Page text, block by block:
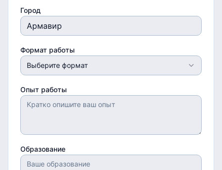
Город
Формат работы
Выберите формат
Опыт работы
Образование